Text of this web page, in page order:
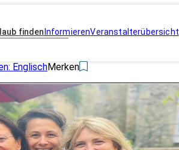
finden InformierenVeranstalterübersicht
EnglischMerken